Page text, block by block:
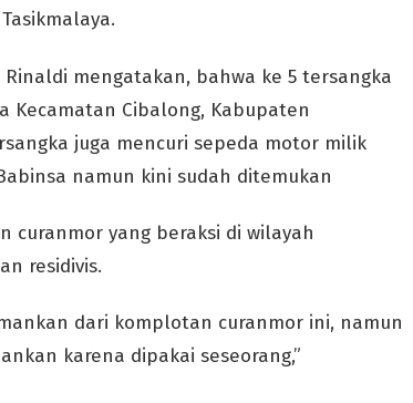
mengatakan, bahwa ke 5 tersangka
Kecamatan Cibalong, Kabupaten
juga mencuri sepeda motor milik
namun kini sudah ditemukan
yang beraksi di wilayah
residivis.
dari komplotan curanmor ini, namun
karena dipakai seseorang,”